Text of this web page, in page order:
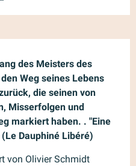
des Meisters des
Weg seines Lebens
die seinen von
Misserfolgen und
markiert haben. . "Eine
Dauphiné Libéré)
von Olivier Schmidt